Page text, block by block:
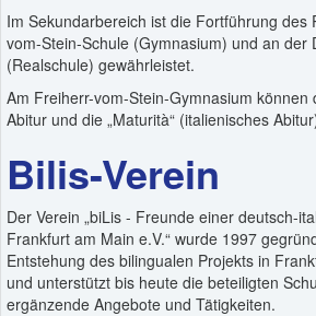
Im Sekundarbereich ist die Fortführung des
vom-Stein-Schule (Gymnasium) und an der
(Realschule) gewährleistet.
Am Freiherr-vom-Stein-Gymnasium können
Abitur und die „Maturità“ (italienisches
Bilis-Verein
Der Verein „biLis - Freunde einer deutsch-
Frankfurt am Main e.V.“ wurde 1997
Entstehung des bilingualen Projekts in
und unterstützt bis heute die beteiligten
ergänzende Angebote und Tätigkeiten.